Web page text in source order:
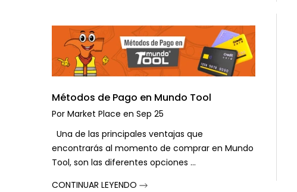
Métodos de Pago en Mundo Tool
Por Market Place en Sep 25
Una de las principales ventajas que
encontrarás al momento de comprar en Mundo
Tool, son las diferentes opciones ...
CONTINUAR LEYENDO